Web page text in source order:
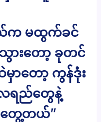
က မထွက်ခင်
သွားတော့ ခုတင်
ာတော့ ကွန်ဒုံး
ရည်တွေနဲ့
တွေ့တယ်”